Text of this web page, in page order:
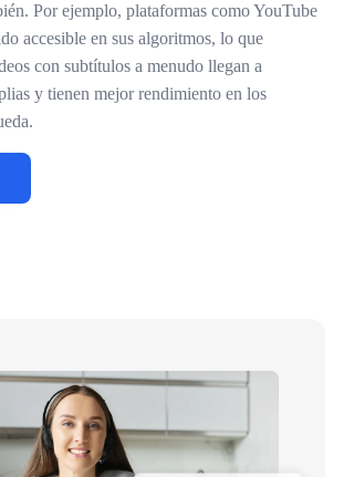
Por ejemplo, plataformas como YouTube
accesible en sus algoritmos, lo que
con subtítulos a menudo llegan a
y tienen mejor rendimiento en los